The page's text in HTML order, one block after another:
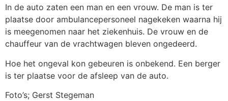
In de auto zaten een man en een vrouw. De man is ter
plaatse door ambulancepersoneel nagekeken waarna hij
is meegenomen naar het ziekenhuis. De vrouw en de
chauffeur van de vrachtwagen bleven ongedeerd.
Hoe het ongeval kon gebeuren is onbekend. Een berger
is ter plaatse voor de afsleep van de auto.
Foto’s; Gerst Stegeman